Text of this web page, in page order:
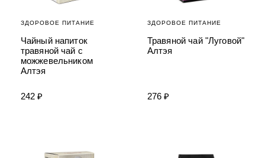
ЗДОРОВОЕ ПИТАНИЕ
Чайный напиток
травяной чай с
можжевельником
Алтэя
242 ₽
ЗДОРОВОЕ ПИТАНИЕ
Травяной чай "Луговой"
Алтэя
276 ₽